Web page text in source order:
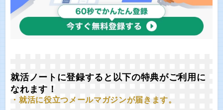
就活ノートに登録すると以下の特典がご利用に
なれます！
・就活に役立つメールマガジンが届きます。